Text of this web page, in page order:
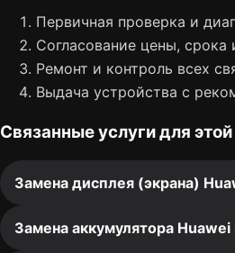
Первичная проверка и
Согласование цены, срока
Ремонт и контроль всех
Выдача устройства с
Связанные услуги для
Замена дисплея (экрана)
Замена аккумулятора Huawei